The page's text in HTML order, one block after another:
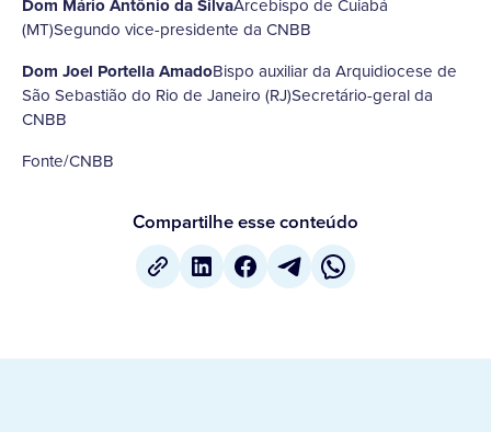
Dom Mário Antônio da SilvaArcebispo de Cuiabá
(MT)Segundo vice-presidente da CNBB
Dom Joel Portella AmadoBispo auxiliar da Arquidiocese de
São Sebastião do Rio de Janeiro (RJ)Secretário-geral da
CNBB
Fonte/CNBB
Compartilhe esse conteúdo